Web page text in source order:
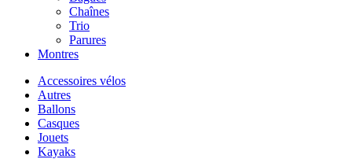
Chaînes
Trio
Parures
Montres
Accessoires vélos
Autres
Ballons
Casques
Jouets
Kayaks